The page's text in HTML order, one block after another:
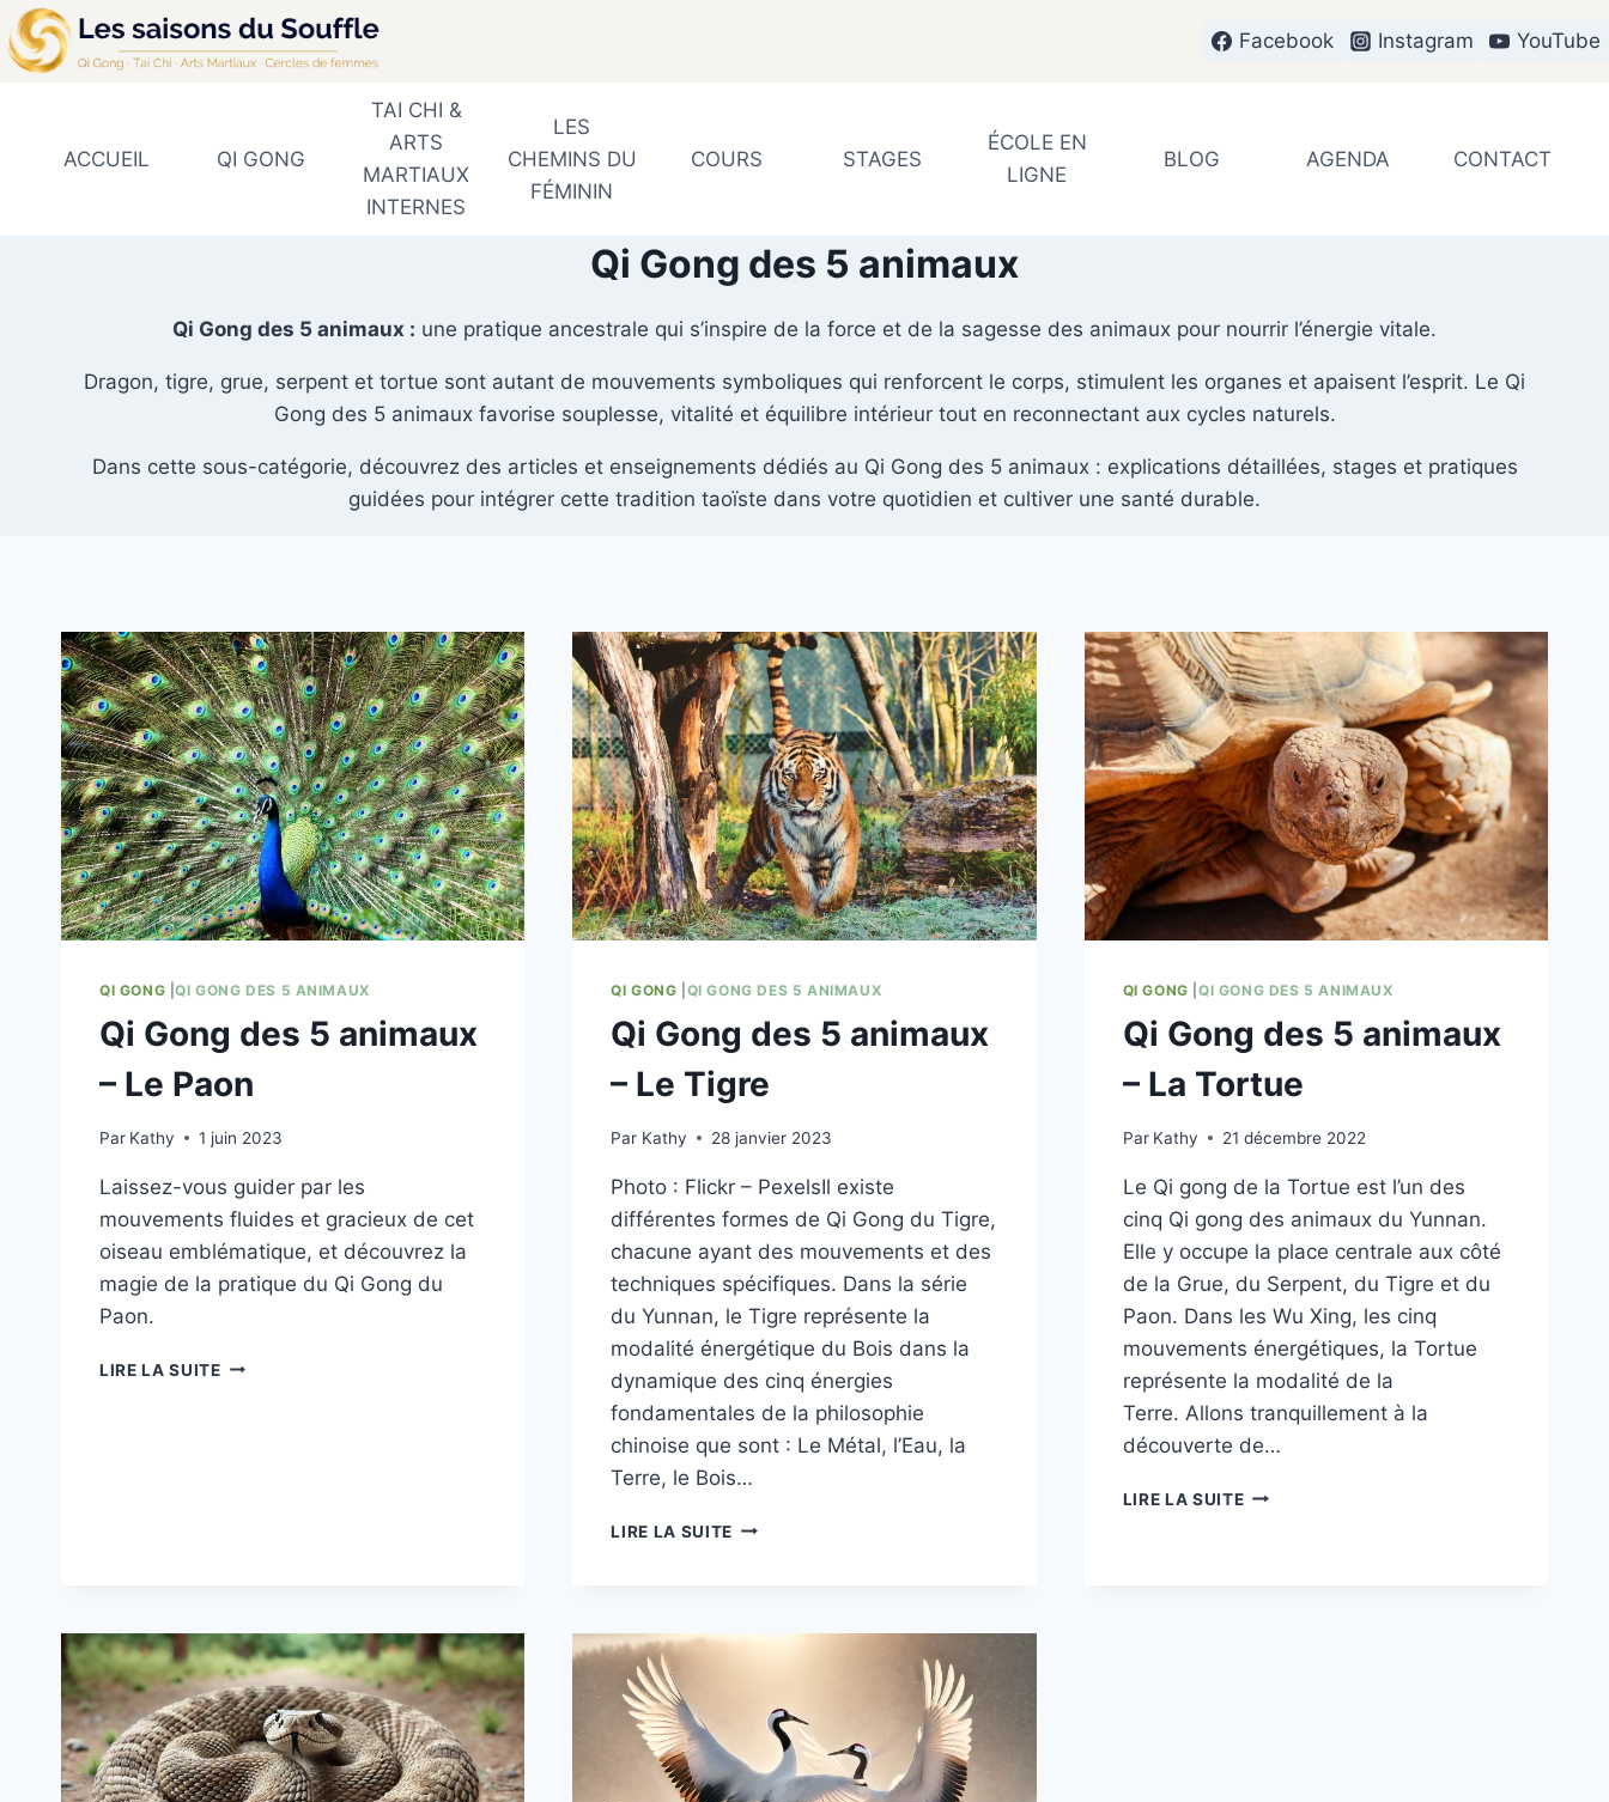
Aller
au
contenu
Facebook Instagram YouTube
ACCUEIL QI GONG
TAI CHI &
ARTS
MARTIAUX
INTERNES
LES
CHEMINS DU
FÉMININ
COURS STAGES
ÉCOLE EN
LIGNE
BLOG AGENDA CONTACT
Qi Gong des 5 animaux
Qi Gong des 5 animaux : une pratique ancestrale qui s’inspire de la force et de la sagesse des animaux pour nourrir l’énergie vitale.
Dragon, tigre, grue, serpent et tortue sont autant de mouvements symboliques qui renforcent le corps, stimulent les organes et apaisent l’esprit. Le Qi
Gong des 5 animaux favorise souplesse, vitalité et équilibre intérieur tout en reconnectant aux cycles naturels.
Dans cette sous-catégorie, découvrez des articles et enseignements dédiés au Qi Gong des 5 animaux : explications détaillées, stages et pratiques
guidées pour intégrer cette tradition taoïste dans votre quotidien et cultiver une santé durable.
QI GONG |QI GONG DES 5 ANIMAUX
Qi Gong des 5 animaux
– Le Paon
Par Kathy 1 juin 2023
Laissez-vous guider par les
mouvements fluides et gracieux de cet
oiseau emblématique, et découvrez la
magie de la pratique du Qi Gong du
Paon.
LIRE LA SUITEQI
QI GONG QI GONG DES 5 ANIMAUX
Qi Gong des 5 animaux
– Le Tigre
Par Kathy 28 janvier 2023
Photo : Flickr – PexelsIl existe
différentes formes de Qi Gong du Tigre,
chacune ayant des mouvements et des
techniques spécifiques. Dans la série
du Yunnan, le Tigre représente la
modalité énergétique du Bois dans la
dynamique des cinq énergies
fondamentales de la philosophie
chinoise que sont : Le Métal, l’Eau, la
Terre, le Bois…
LIRE LA SUITE QI
QI GONG |QI GONG DES 5 ANIMAUX
Qi Gong des 5 animaux
– La Tortue
Par Kathy 21 décembre 2022
Le Qi gong de la Tortue est l’un des
cinq Qi gong des animaux du Yunnan.
Elle y occupe la place centrale aux côté
de la Grue, du Serpent, du Tigre et du
Paon. Dans les Wu Xing, les cinq
mouvements énergétiques, la Tortue
représente la modalité de la
Terre. Allons tranquillement à la
découverte de…
LIRE LA SUITEQI